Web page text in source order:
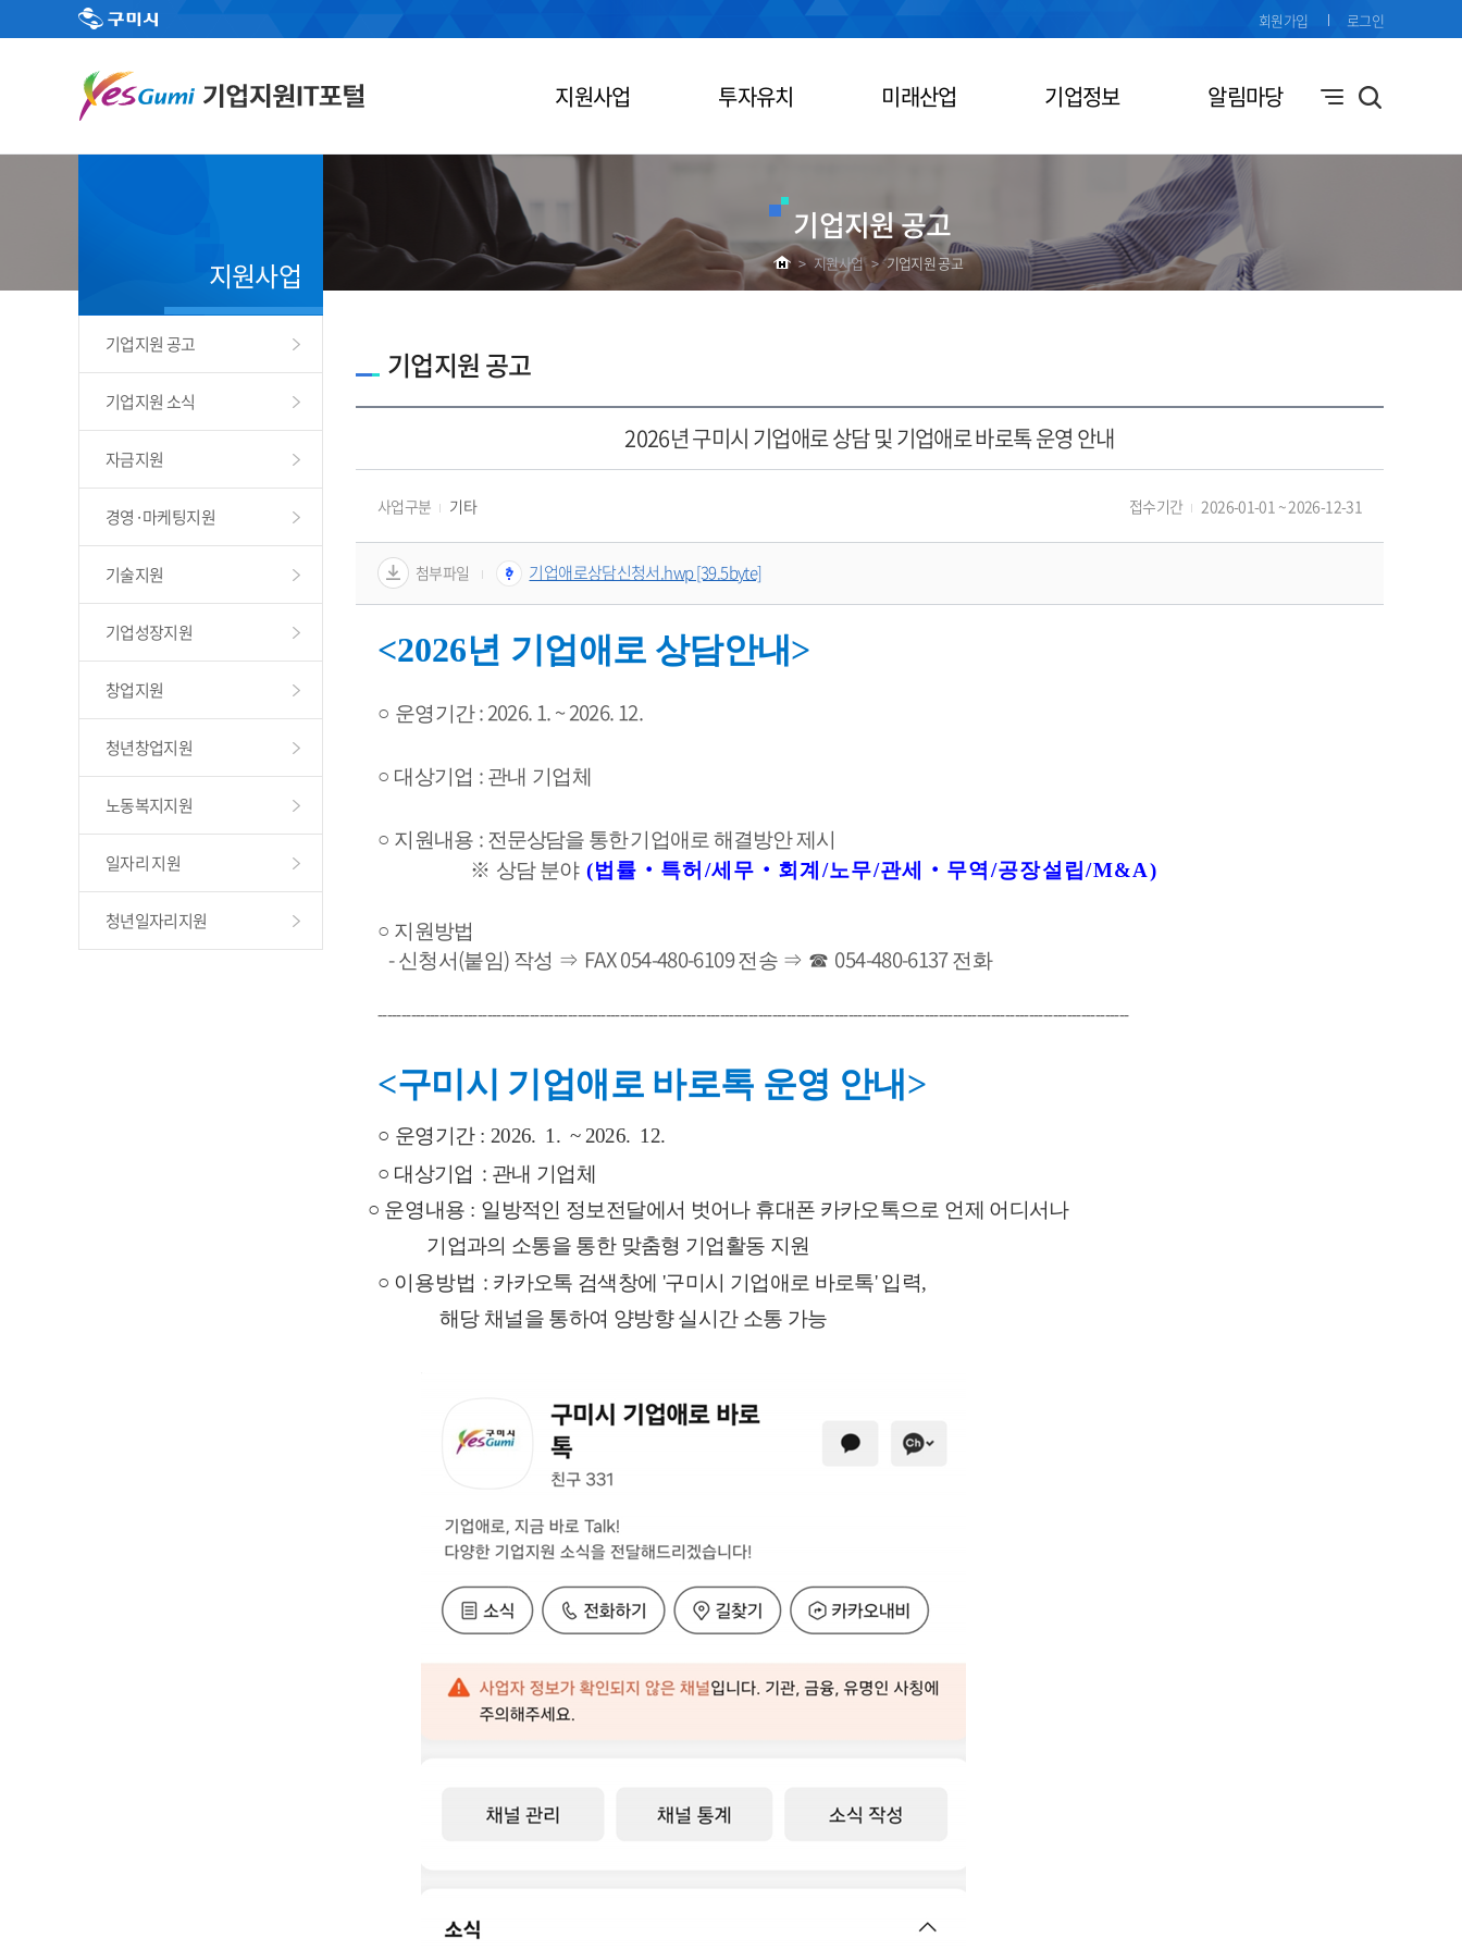
지원사업 투자유치 미래산업 기업정보 알림마당
회원가입 로그인
기업지원 공고
> 지원사업 > 기업지원 공고
지원사업
기업지원 공고
기업지원 소식
자금지원
경영·마케팅지원
기술지원
기업성장지원
창업지원
청년창업지원
노동복지지원
일자리 지원
청년일자리지원
기업지원 공고
2026년 구미시 기업애로 상담 및 기업애로 바로톡 운영 안내
사업구분 기타 접수기간 2026-01-01 ~ 2026-12-31
첨부파일 기업애로상담신청서.hwp [39.5byte]
<2026년 기업애로 상담안내>
○ 운영기간 : 2026. 1. ~ 2026. 12.
○ 대상기업 : 관내 기업체
○ 지원내용 : 전문상담을 통한기업애로 해결방안 제시
                 ※
상담 분야 (법률 ‧ 특허 /세무 ‧ 회계 /노무/관세 ‧ 무역 /공장설립/M&A)
○ 지원방법
- 신청서(붙임) 작성 ⇒ FAX 054-480-6109 전송 ⇒ ☎ 054-480-6137 전화
--------------------------------------------------------------------------------------------------------------------------------------------------------------
<구미시 기업애로 바로톡 운영 안내>
○ 운영기간 : 2026.  1.  ~ 2026.  12.
○ 대상기업 : 관내 기업체
       ○
운영내용 : 일방적인 정보전달에서 벗어나 휴대폰 카카오톡으로 언제 어디서나
기업과의 소통을 통한 맞춤형 기업활동 지원
○ 이용방법 : 카카오톡 검색창에 '구미시 기업애로 바로톡' 입력,
해당 채널을 통하여 양방향 실시간 소통 가능